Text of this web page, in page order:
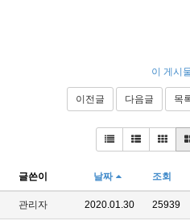
이 게시
이전글 다음글 목
글쓴이 날짜 조회
관리자 2020.01.30 25939